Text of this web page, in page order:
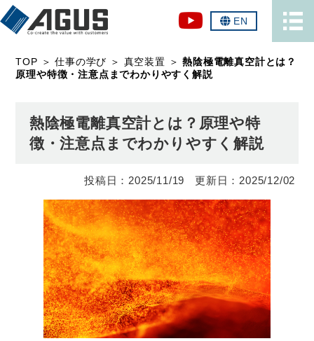
EN
TOP ＞仕事の学び ＞ 真空装置 ＞熱陰極電離真空計とは？
原理や特徴・注意点までわかりやすく解説
熱陰極電離真空計とは？原理や特
徴・注意点までわかりやすく解説
2025/11/19 2025/12/02